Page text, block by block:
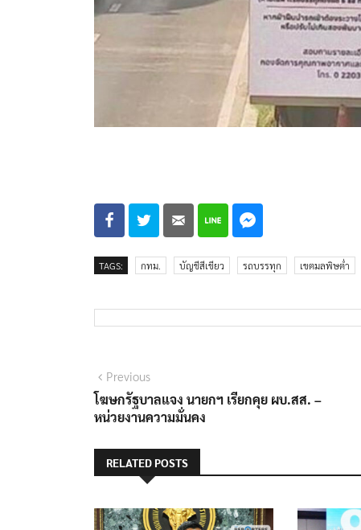
TAGS: กทม. บัญชีสีเขียว รถบรรทุก เขตมลพิษต่ำ
แนะแนว
เรื่อง
PreviousPrevious
post:
โฆษกรัฐบาลแจง นายกฯ เรียกคุย ผบ.สส. –
หน่วยงานความมั่นคง
RELATED POSTS